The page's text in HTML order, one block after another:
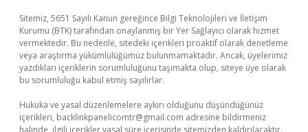
Sitemiz, 5651 Sayılı Kanun gereğince Bilgi Teknolojileri ve İletişim
Kurumu (BTK) tarafından onaylanmış bir Yer Sağlayıcı olarak hizmet
vermektedir. Bu nedenle, sitedeki içerikleri proaktif olarak denetleme
veya araştırma yükümlülüğümüz bulunmamaktadır. Ancak, üyelerimiz
yazdıkları içeriklerin sorumluluğunu taşımakta olup, siteye üye olarak
bu sorumluluğu kabul etmiş sayılırlar.
Hukuka ve yasal düzenlemelere aykırı olduğunu düşündüğünüz
içerikleri, backlinkpanelicomtr@gmail.com adresine bildirmeniz
halinde, ilgili içerikler yasal süre içerisinde sitemizden kaldırılacaktır.